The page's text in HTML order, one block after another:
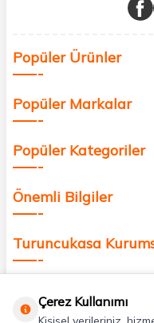
Sağlık, güzellik ve iyi yaşam
değer
Popüler Ürünler
Popüler Markalar
Popüler Kategoriler
Önemli Bilgiler
Turuncukasa
Çerez Kullanımı